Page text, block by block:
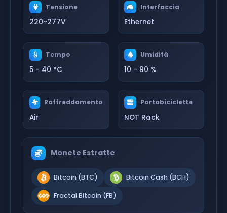
Tensione
220~277V
Interfaccia
Ethernet
Tempo
5 - 40 °C
Umidità
10 - 90 %
Raffreddamento
Air
Portabiciclette
NOT Rack
Monete Estratte
Bitcoin (BTC) Bitcoin Cash (BCH)
Fractal Bitcoin (FB)